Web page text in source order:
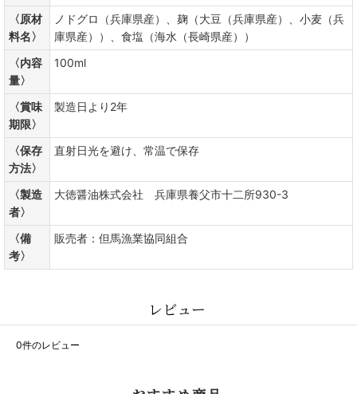
〈原材
料名〉
ノドグロ（兵庫県産）、麹（大豆（兵庫県産）、小麦（兵
庫県産））、食塩（海水（長崎県産））
〈内容
量〉
100ml
〈賞味
期限〉
製造日より2年
〈保存
方法〉
直射日光を避け、常温で保存
〈製造
者〉
大徳醤油株式会社 兵庫県養父市十二所930-3
〈備
考〉
販売者：但馬漁業協同組合
レビュー
0件のレビュー